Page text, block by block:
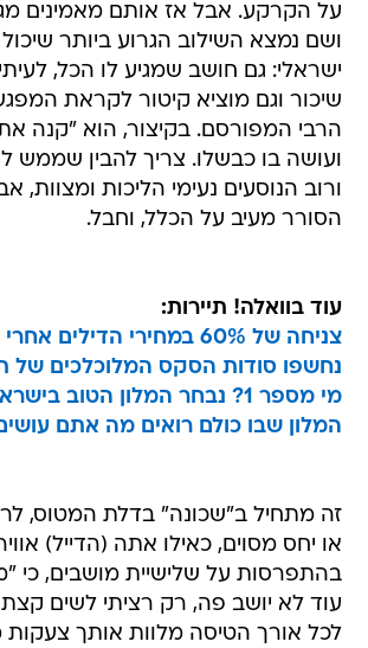
על הקרקע. אבל אז אותם מאמינים
ושם נמצא השילוב הגרוע ביותר
ישראלי: גם חושב שמגיע לו הכל,
שיכור וגם מוציא קיטור לקראת
הרבי המפורסם. בקיצור, הוא "קנה
ועושה בו כבשלו. צריך להבין שממש
ורוב הנוסעים נעימי הליכות ומצוות,
הסורר מעיב על הכלל, וחבל.
עוד בוואלה! תיירות:
צניחה של 60% במחירי הדילים אחרי ראש השנה
נחשפו סודות הסקס המלוכלכים של
מי מספר 1? נבחר המלון הטוב בישראל
המלון שבו כולם רואים מה אתם
זה מתחיל ב"שכונה" בדלת המטוס,
או יחס מסוים, כאילו אתה (הדייל)
בהתפרסות על שלישיית מושבים, כי
עוד לא יושב פה, רק רציתי לשים
לכל אורך הטיסה מלוות אותך